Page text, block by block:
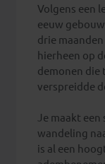
Volgens een
eeuw
drie
hierheen op
demonen die
verspreidde
Je maakt
wandeling
is al een